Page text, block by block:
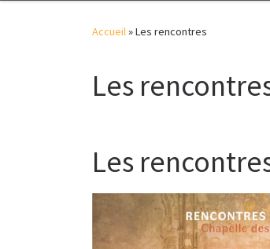
Accueil»Les rencontres
Les
Les